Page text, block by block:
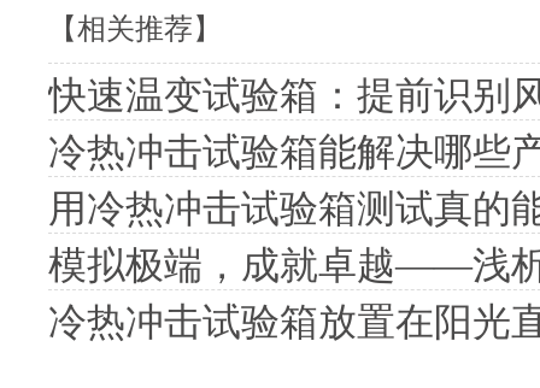
【相关推荐】
快速温变试验箱：提前识别
冷热冲击试验箱能解决哪些
用冷热冲击试验箱测试真的
模拟极端，成就卓越——浅
冷热冲击试验箱放置在阳光